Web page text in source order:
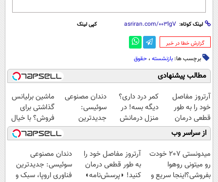
لینک کوتاه: کپی لینک
‌گزارش خطا در خبر
برچسب ها: بازنشسته ، حقوق
مطالب پیشنهادی
آرتروز مفاصل
خود را به طور
قطعی درمان
کنید!
◗پرسش‌نامه◖
کمر درد داری؟
دیگه بسه! در
منزل درمانش
کن
(◀پرسش‌نامه)
دندان مصنوعی
سوئیسی:
جدیدترین
فناوری اروپا،
سبک و مقاوم |
پرداخت قسطی
ماشین برلیانس
گذاشتی برای
فروش؟ با خیال
راحت بفروش
از سراسر وب
میدونستی 207 خودت
رو میتونی روهوا
بفروشی؟اینجا سریع و
آرتروز مفاصل خود را
به طور قطعی درمان
کنید! ◗پرسش‌نامه◖
دندان مصنوعی
سوئیسی: جدیدترین
فناوری اروپا، سبک و